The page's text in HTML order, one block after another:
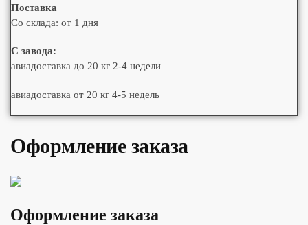
Поставка
Со склада: от 1 дня
С завода:
авиадоставка до 20 кг 2-4 недели
авиадоставка от 20 кг 4-5 недель
Оформление заказа
Оформление заказа